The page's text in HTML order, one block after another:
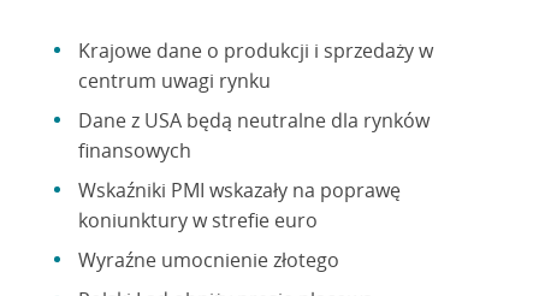
Krajowe dane o produkcji i sprzedaży w
centrum uwagi rynku
Dane z USA będą neutralne dla rynków
finansowych
Wskaźniki PMI wskazały na poprawę
koniunktury w strefie euro
Wyraźne umocnienie złotego